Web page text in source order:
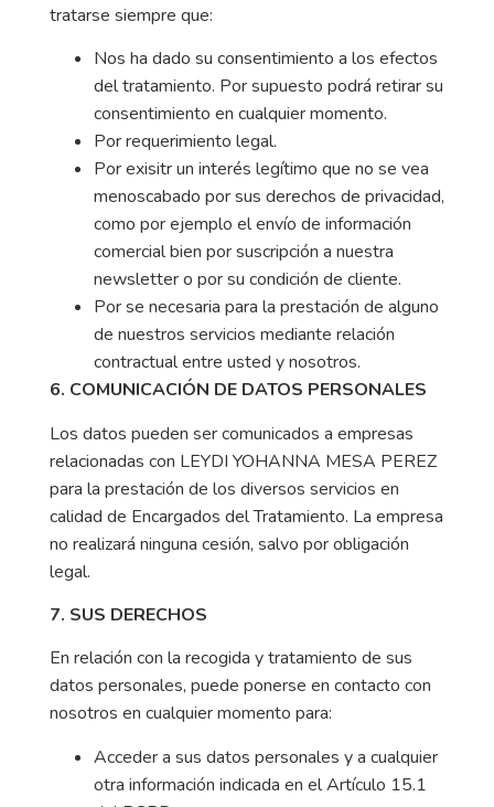
tratarse siempre que:
Nos ha dado su consentimiento a los efectos
del tratamiento. Por supuesto podrá retirar su
consentimiento en cualquier momento.
Por requerimiento legal.
Por exisitr un interés legítimo que no se vea
menoscabado por sus derechos de privacidad,
como por ejemplo el envío de información
comercial bien por suscripción a nuestra
newsletter o por su condición de cliente.
Por se necesaria para la prestación de alguno
de nuestros servicios mediante relación
contractual entre usted y nosotros.
6. COMUNICACIÓN DE DATOS PERSONALES
Los datos pueden ser comunicados a empresas
relacionadas con LEYDI YOHANNA MESA PEREZ
para la prestación de los diversos servicios en
calidad de Encargados del Tratamiento. La empresa
no realizará ninguna cesión, salvo por obligación
legal.
7. SUS DERECHOS
En relación con la recogida y tratamiento de sus
datos personales, puede ponerse en contacto con
nosotros en cualquier momento para:
Acceder a sus datos personales y a cualquier
otra información indicada en el Artículo 15.1